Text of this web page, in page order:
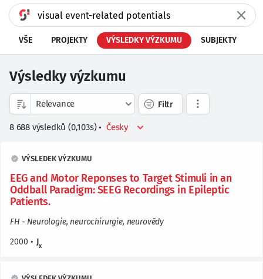
VŠE PROJEKTY VÝSLEDKY VÝZKUMU SUBJEKTY
Výsledky výzkumu
8 688 výsledků (0,103s)•
Filtr
VÝSLEDEK VÝZKUMU
EEG and Motor Reponses to Target Stimuli in an
Oddball Paradigm: SEEG Recordings in Epileptic
Patients.
FH - Neurologie, neurochirurgie, neurovědy
2000 • Jx